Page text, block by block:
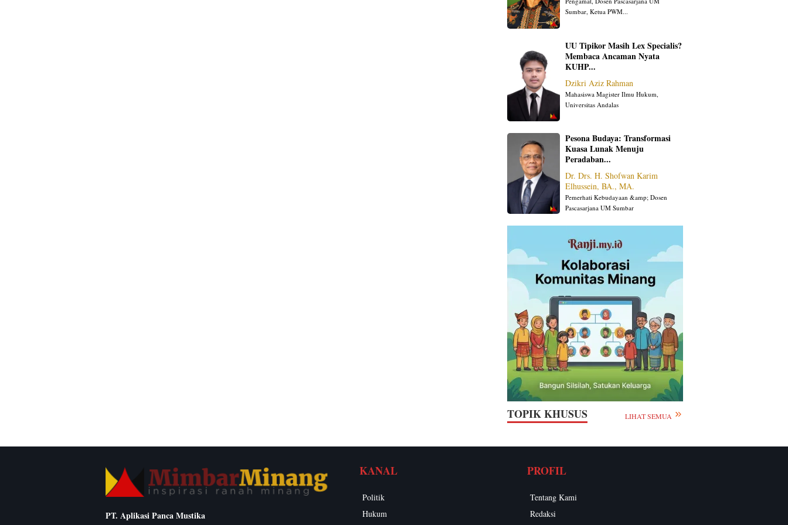
Sumbar, Ketua PWM...
UU Tipikor Masih Lex Specialis?
Membaca Ancaman Nyata
KUHP...
Dzikri Aziz Rahman
Mahasiswa Magister Ilmu Hukum,
Universitas Andalas
Pesona Budaya: Transformasi
Kuasa Lunak Menuju
Peradaban...
Dr. Drs. H. Shofwan Karim
Elhussein, BA., MA.
Pemerhati Kebudayaan &amp; Dosen
Pascasarjana UM Sumbar
TOPIK KHUSUS LIHAT SEMUA
PT. Aplikasi Panca Mustika
PROFIL
Tentang Kami
Redaksi
KANAL
Politik
Hukum